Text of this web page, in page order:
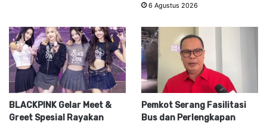
6 Agustus 2026
BLACKPINK Gelar Meet &
Greet Spesial Rayakan
Pemkot Serang Fasilitasi
Bus dan Perlengkapan